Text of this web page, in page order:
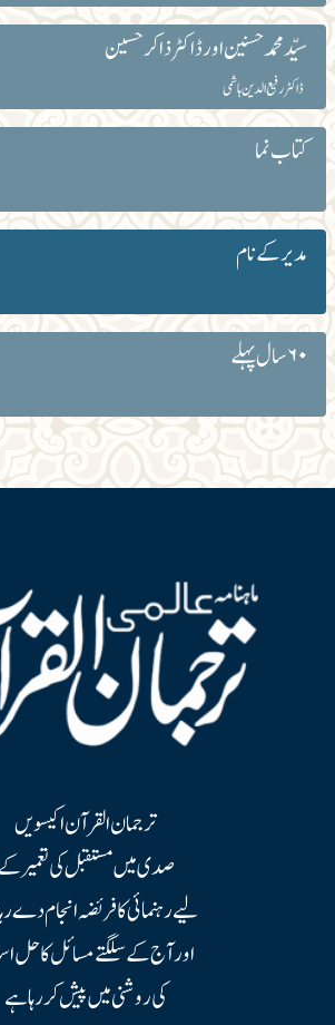
سیّدمحمدحسنین اورڈاکٹرذاکرحسین
ڈاکٹر رفیع الدین ہاشمی
کتاب نما
مدیر کے نام
۶۰ سال پہلے
ترجمان القرآن اکیسویں
صدی میں مستقبل کی تعمیر کے
لیے رہنمائی کا فریضہ انجام دے
اور آج کے سلگتے مسائل کا حل
کی روشنی میں پیش کر رہا ہے